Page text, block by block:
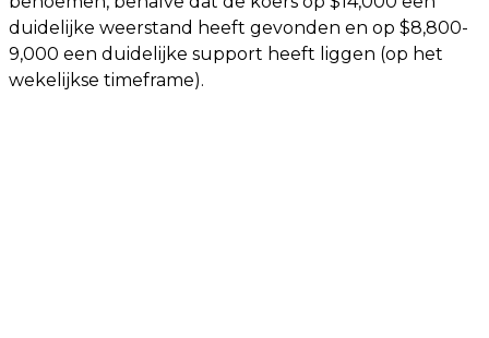
duidelijke weerstand heeft gevonden en op $8,800-
9,000 een duidelijke support heeft liggen (op het
wekelijkse timeframe).